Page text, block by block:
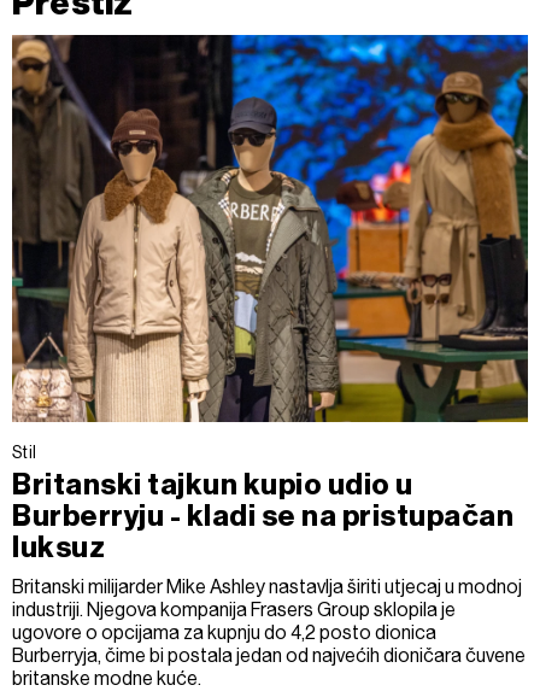
Stil
Britanski tajkun kupio udio u
Burberryju - kladi se na pristupačan
luksuz
Britanski milijarder Mike Ashley nastavlja širiti utjecaj u modnoj
industriji. Njegova kompanija Frasers Group sklopila je
ugovore o opcijama za kupnju do 4,2 posto dionica
Burberryja, čime bi postala jedan od najvećih dioničara čuvene
britanske modne kuće.